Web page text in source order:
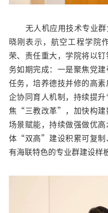
无人机应用技术专业
晓刚表示，航空工程学院
荣、责任重大，学院将以
务如期完成：一是聚焦党
任务，培养德技并修的高
企协同育人机制，持续提
焦“三教改革”，加快构建
场景赋能，持续做强做优
体“双高”建设积累可复制
有海联特色的专业群建设样